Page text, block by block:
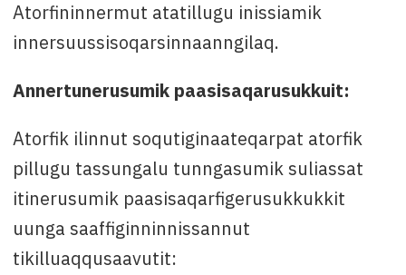
Atorfininnermut atatillugu inissiamik
innersuussisoqarsinnaanngilaq.
Annertunerusumik paasisaqarusukkuit:
Atorfik ilinnut soqutiginaateqarpat atorfik
pillugu tassungalu tunngasumik suliassat
itinerusumik paasisaqarfigerusukkukkit
uunga saaffiginninnissannut
tikilluaqqusaavutit: